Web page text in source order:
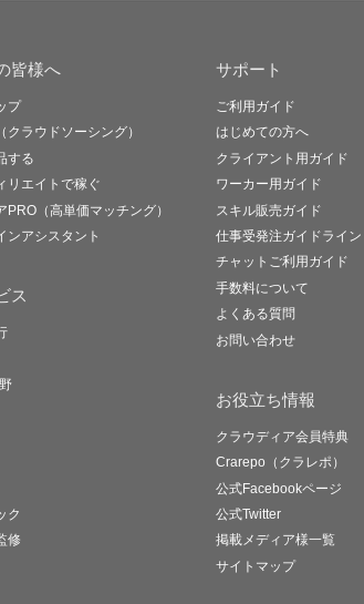
皆様へ
プ
クラウドソーシング）
する
リエイトで稼ぐ
PRO（高単価マッチング）
ンアシスタント
ス
ク
修
サポート
ご利用ガイド
はじめての方へ
クライアント用ガイド
ワーカー用ガイド
スキル販売ガイド
仕事受発注ガイドライン
チャットご利用ガイド
手数料について
よくある質問
お問い合わせ
お役立ち情報
クラウディア会員特典
Crarepo（クラレポ）
公式Facebookページ
公式Twitter
掲載メディア様一覧
サイトマップ